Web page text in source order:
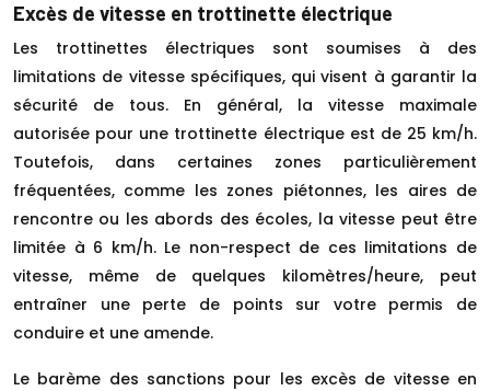
Excès de vitesse en trottinette électrique
Les trottinettes électriques sont soumises à des
limitations de vitesse spécifiques, qui visent à garantir la
sécurité de tous. En général, la vitesse maximale
autorisée pour une trottinette électrique est de 25 km/h.
Toutefois, dans certaines zones particulièrement
fréquentées, comme les zones piétonnes, les aires de
rencontre ou les abords des écoles, la vitesse peut être
limitée à 6 km/h. Le non-respect de ces limitations de
vitesse, même de quelques kilomètres/heure, peut
entraîner une perte de points sur votre permis de
conduire et une amende.
Le barème des sanctions pour les excès de vitesse en